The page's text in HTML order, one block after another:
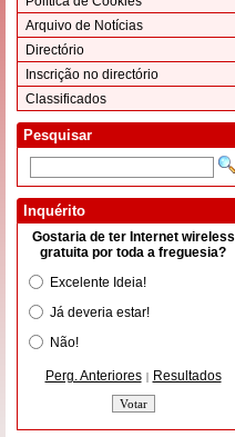
Arquivo de Notícias
Directório
Inscrição no directório
Classificados
Pesquisar
Inquérito
Gostaria de ter Internet wireless
gratuita por toda a freguesia?
Excelente Ideia!
Já deveria estar!
Não!
Perg. Anteriores | Resultados